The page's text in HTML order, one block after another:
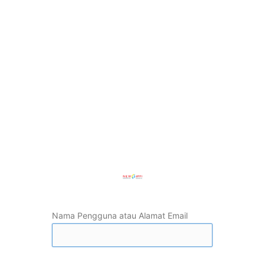
Nama Pengguna atau Alamat Email